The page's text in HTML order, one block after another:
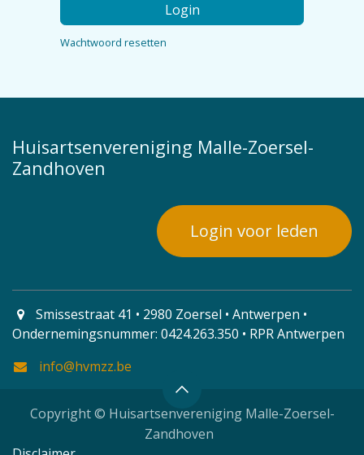
Login
Wachtwoord resetten
Huisartsenvereniging Malle-Zoersel-
Zandhoven
Login voor leden
Smissestraat 41 • 2980 Zoersel • Antwerpen •
Ondernemingsnummer: 0424.263.350 • RPR Antwerpen
info@hvmzz.be
Copyright © Huisartsenvereniging Malle-Zoersel-
Zandhoven